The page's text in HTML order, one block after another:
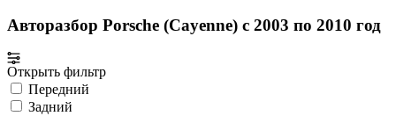
Авторазбор Porsche (Cayenne) с 2003 по 2010 год
Открыть фильтр
Передний
Задний